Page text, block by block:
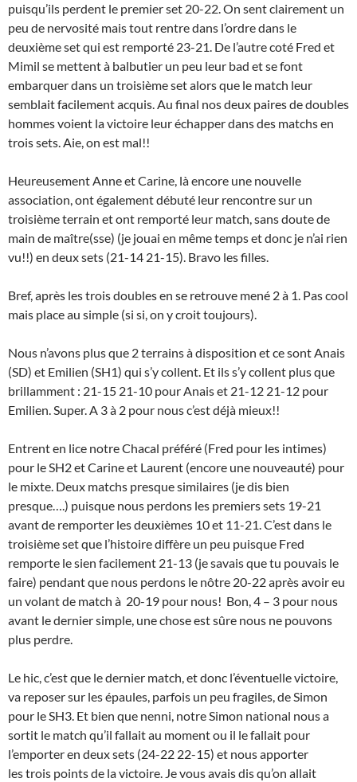
puisqu’ils perdent le premier set 20-22. On sent clairement un
peu de nervosité mais tout rentre dans l’ordre dans le
deuxième set qui est remporté 23-21. De l’autre coté Fred et
Mimil se mettent à balbutier un peu leur bad et se font
embarquer dans un troisième set alors que le match leur
semblait facilement acquis. Au final nos deux paires de doubles
hommes voient la victoire leur échapper dans des matchs en
trois sets. Aie, on est mal!!
Heureusement Anne et Carine, là encore une nouvelle
association, ont également débuté leur rencontre sur un
troisième terrain et ont remporté leur match, sans doute de
main de maître(sse) (je jouai en même temps et donc je n’ai rien
vu!!) en deux sets (21-14 21-15). Bravo les filles.
Bref, après les trois doubles en se retrouve mené 2 à 1. Pas cool
mais place au simple (si si, on y croit toujours).
Nous n’avons plus que 2 terrains à disposition et ce sont Anais
(SD) et Emilien (SH1) qui s’y collent. Et ils s’y collent plus que
brillamment : 21-15 21-10 pour Anais et 21-12 21-12 pour
Emilien. Super. A 3 à 2 pour nous c’est déjà mieux!!
Entrent en lice notre Chacal préféré (Fred pour les intimes)
pour le SH2 et Carine et Laurent (encore une nouveauté) pour
le mixte. Deux matchs presque similaires (je dis bien
presque….) puisque nous perdons les premiers sets 19-21
avant de remporter les deuxièmes 10 et 11-21. C’est dans le
troisième set que l’histoire diffère un peu puisque Fred
remporte le sien facilement 21-13 (je savais que tu pouvais le
faire) pendant que nous perdons le nôtre 20-22 après avoir eu
un volant de match à 20-19 pour nous! Bon, 4 – 3 pour nous
avant le dernier simple, une chose est sûre nous ne pouvons
plus perdre.
Le hic, c’est que le dernier match, et donc l’éventuelle victoire,
va reposer sur les épaules, parfois un peu fragiles, de Simon
pour le SH3. Et bien que nenni, notre Simon national nous a
sortit le match qu’il fallait au moment ou il le fallait pour
l’emporter en deux sets (24-22 22-15) et nous apporter
les trois points de la victoire. Je vous avais dis qu’on allait